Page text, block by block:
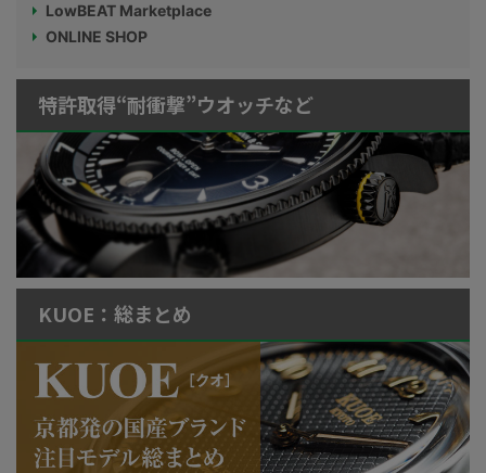
LowBEAT Marketplace
ONLINE SHOP
特許取得“耐衝撃”ウオッチなど
KUOE：総まとめ